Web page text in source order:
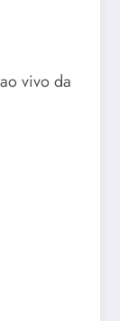
vivo da